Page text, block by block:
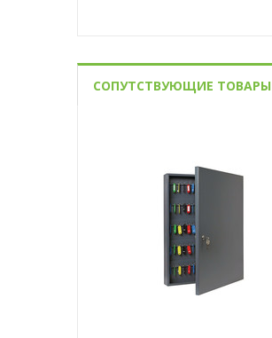
СОПУТСТВУЮЩИЕ ТОВАРЫ